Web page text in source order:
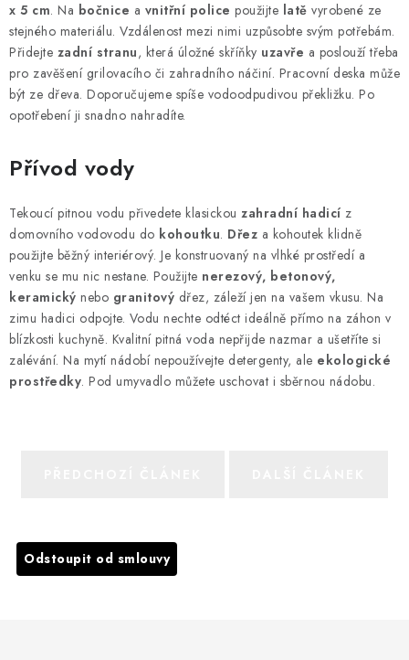
x 5 cm. Na bočnice a vnitřní police použijte latě vyrobené ze
stejného materiálu. Vzdálenost mezi nimi uzpůsobte svým potřebám.
Přidejte zadní stranu, která úložné skříňky uzavře a poslouží třeba
pro zavěšení grilovacího či zahradního náčiní. Pracovní deska může
být ze dřeva. Doporučujeme spíše vodoodpudivou překližku. Po
opotřebení ji snadno nahradíte.
Přívod vody
Tekoucí pitnou vodu přivedete klasickou zahradní hadicí z
domovního vodovodu do kohoutku. Dřez a kohoutek klidně
použijte běžný interiérový. Je konstruovaný na vlhké prostředí a
venku se mu nic nestane. Použijte nerezový, betonový,
keramický nebo granitový dřez, záleží jen na vašem vkusu. Na
zimu hadici odpojte. Vodu nechte odtéct ideálně přímo na záhon v
blízkosti kuchyně. Kvalitní pitná voda nepřijde nazmar a ušetříte si
zalévání. Na mytí nádobí nepoužívejte detergenty, ale ekologické
prostředky. Pod umyvadlo můžete uschovat i sběrnou nádobu.
Odstoupit od smlouvy